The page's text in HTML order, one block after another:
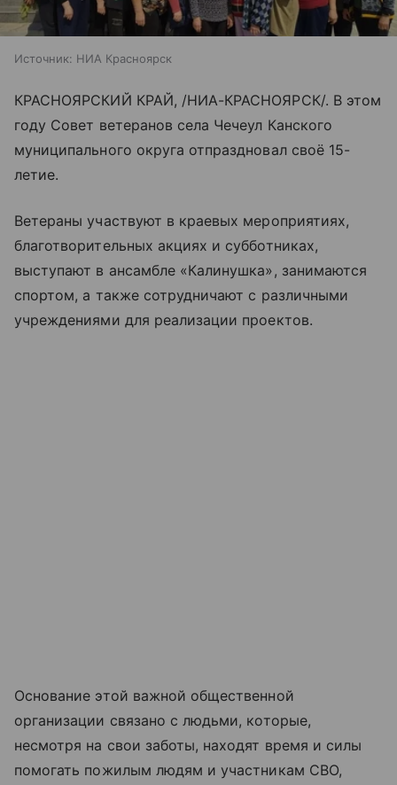
Источник: НИА Красноярск
КРАСНОЯРСКИЙ КРАЙ, /НИА-КРАСНОЯРСК/. В этом
году Совет ветеранов села Чечеул Канского
муниципального округа отпраздновал своё 15-
летие.
Ветераны участвуют в краевых мероприятиях,
благотворительных акциях и субботниках,
выступают в ансамбле «Калинушка», занимаются
спортом, а также сотрудничают с различными
учреждениями для реализации проектов.
Основание этой важной общественной
организации связано с людьми, которые,
несмотря на свои заботы, находят время и силы
помогать пожилым людям и участникам СВО,